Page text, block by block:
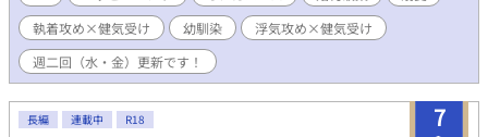
夢。 「自分の家族を持って、ずっと仲良く暮らしたい」 その夢
は、叶うはずだった。 高校からの親友で、婚約者の陽平が、彼の
初恋の人・晶と再会し、浮気をするまでは…… 成己は、二十歳の
誕生日を目前に、婚約を解消されてしまう。 婚約者探しは絶望的
べたのは、幼馴染の宏章だった。 「俺の家族になってくれ」 兄の
執着攻め×健気受け
幼馴染
浮気攻め×健気受け
週二回（水・金）更新です！
7
長編 連載中 R18